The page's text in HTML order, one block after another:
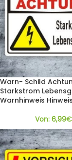
Warn- Schild
Starkstrom
Warnhinweis
Von: 6,99€